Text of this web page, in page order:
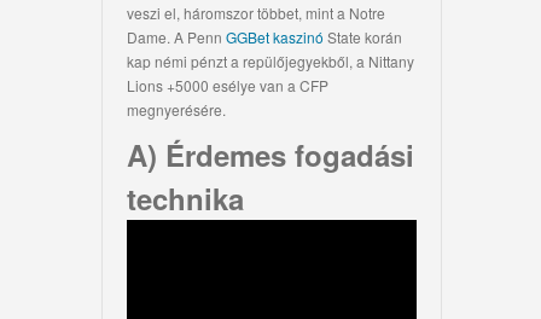
veszi el, háromszor többet, mint a Notre
Dame. A Penn GGBet kaszinó State korán
kap némi pénzt a repülőjegyekből, a Nittany
Lions +5000 esélye van a CFP
megnyerésére.
A) Érdemes fogadási
technika